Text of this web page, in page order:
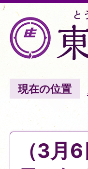
現在の位置
（3月